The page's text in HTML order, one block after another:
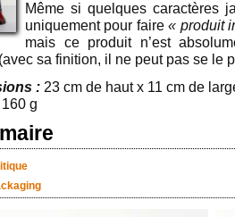
Même si quelques caractères
uniquement pour faire« produit
mais ce produit n’est
sa finition, il ne peut pas se le
: 23 cm de haut x 11 cm de
160 g